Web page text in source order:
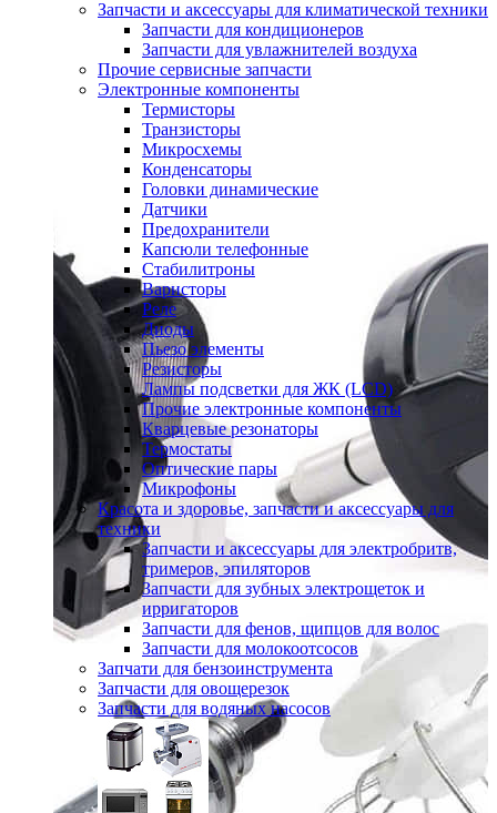
Запчасти и аксессуары для климатической техники
Запчасти для кондиционеров
Запчасти для увлажнителей воздуха
Прочие сервисные запчасти
Электронные компоненты
Термисторы
Транзисторы
Микросхемы
Конденсаторы
Головки динамические
Датчики
Предохранители
Капсюли телефонные
Стабилитроны
Варисторы
Реле
Диоды
Пьезо элементы
Резисторы
Лампы подсветки для ЖК (LCD)
Прочие электронные компоненты
Кварцевые резонаторы
Термостаты
Оптические пары
Микрофоны
Красота и здоровье, запчасти и аксессуары для
техники
Запчасти и аксессуары для электробритв,
тримеров, эпиляторов
Запчасти для зубных электрощеток и
ирригаторов
Запчасти для фенов, щипцов для волос
Запчасти для молокоотсосов
Запчати для бензоинструмента
Запчасти для овощерезок
Запчасти для водяных насосов